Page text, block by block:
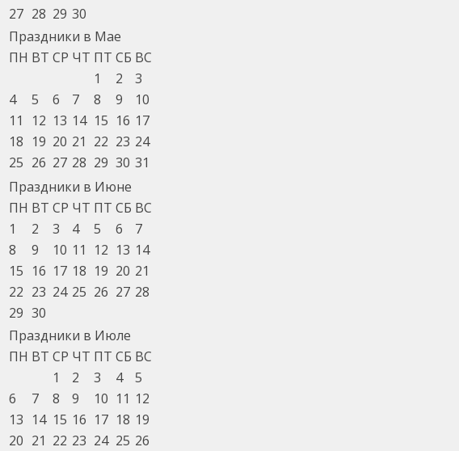
27 28 29 30
Праздники в Мае
ПН ВТ СР ЧТ ПТ СБ ВС
1
2
3
4
5 6 7 8 9
10
11
12 13 14 15 16 17
18 19 20 21 22 23 24
25 26 27 28 29 30 31
Праздники в Июне
ПН ВТ СР ЧТ ПТ СБ ВС
1
2 3 4 5 6
7
8
9 10 11 12 13 14
15 16 17 18 19 20 21
22 23 24 25 26 27 28
29 30
Праздники в Июле
ПН ВТ СР ЧТ ПТ СБ ВС
1
2 3 4
5
6
7 8 9 10 11 12
13 14 15 16 17 18 19
20 21 22 23 24 25 26